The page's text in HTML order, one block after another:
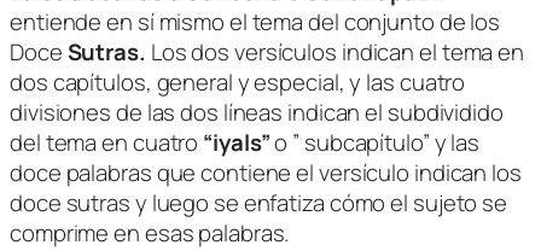
entiende en sí mismo el tema del conjunto de los
DoceSutras. Los dos versículos indican el tema en
dos capítulos, general y especial, y las cuatro
divisiones de las dos líneas indican el subdividido
del tema en cuatro “iyals”o ” subcapítulo” y las
doce palabras que contiene el versículo indican los
doce sutras y luego se enfatiza cómo el sujeto se
comprime en esas palabras.